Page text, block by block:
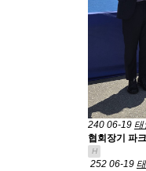
240 06-19 태
협회장기 파
H
252 06-19